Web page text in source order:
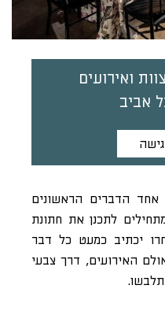
ואירועים
אביב
אחד הדברים הראשונים
לתכנן את חתונת
יכתיב כמעט כל דבר
האירועים, דרך צבעי